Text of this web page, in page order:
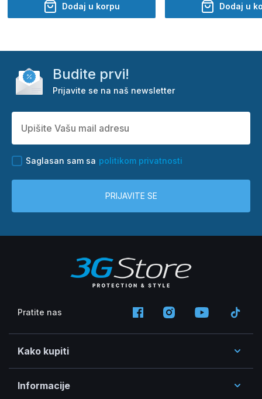
Dodaj u korpu Dodaj u
Budite prvi!
Prijavite se na naš newsletter
Saglasan sam sa politikom privatnosti
PRIJAVITE SE
Pratite nas
Kako kupiti
Informacije